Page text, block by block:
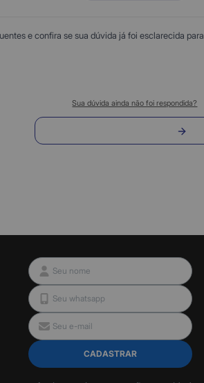
e confira se sua dúvida já foi esclarecida
Sua dúvida ainda não foi respondida?
CADASTRAR